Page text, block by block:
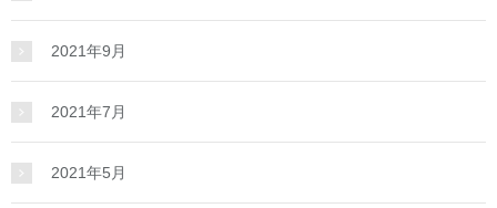
2021年9月
2021年7月
2021年5月